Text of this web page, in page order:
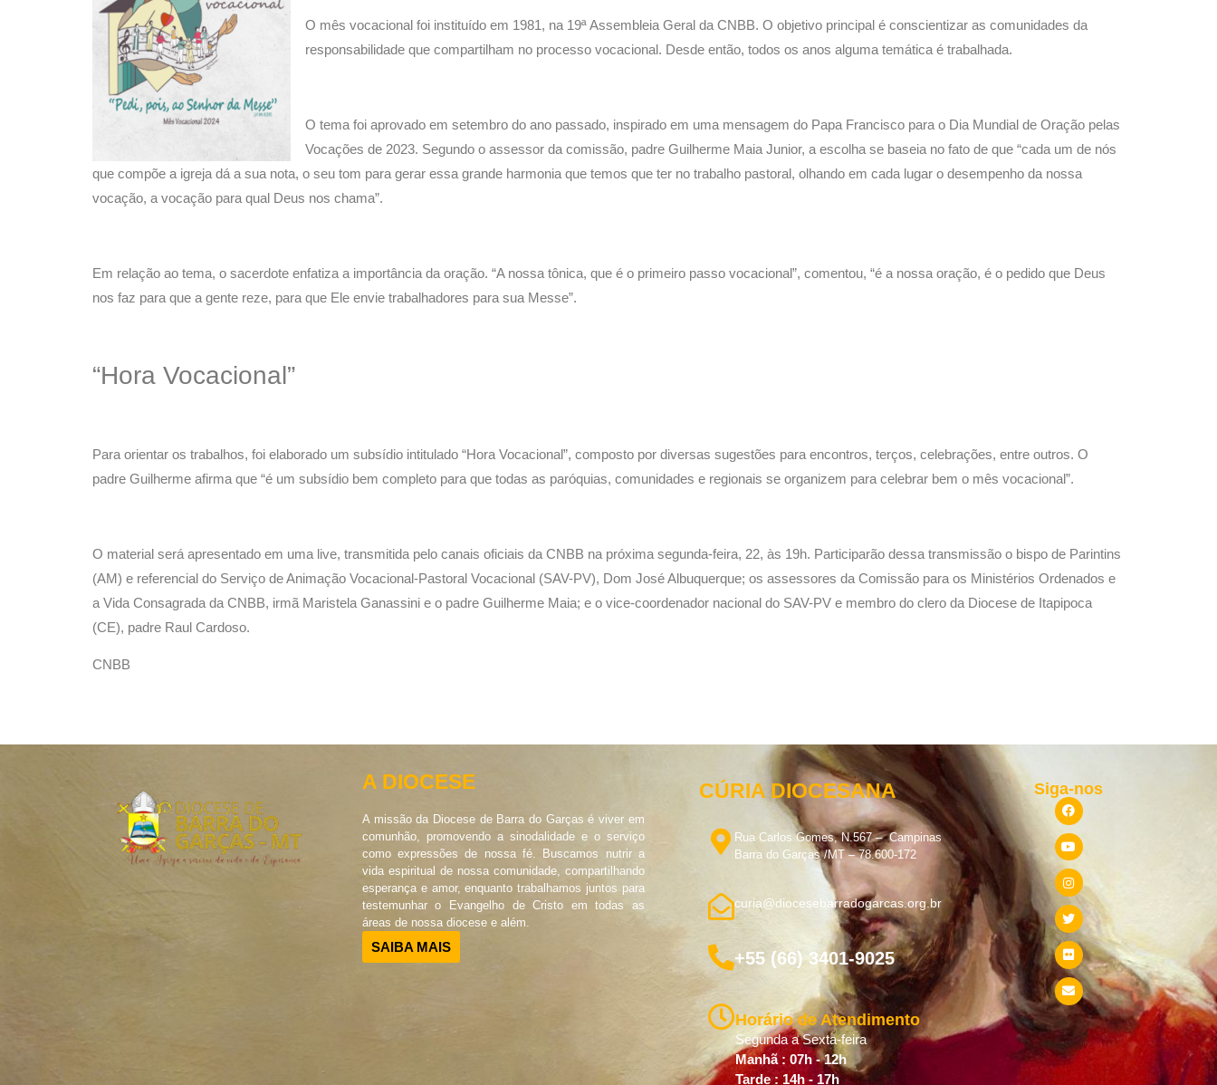
O mês vocacional foi instituído em 1981, na 19ª Assembleia Geral da CNBB. O objetivo principal é conscientizar as comunidades da
responsabilidade que compartilham no processo vocacional. Desde então, todos os anos alguma temática é trabalhada.
O tema foi aprovado em setembro do ano passado, inspirado em uma mensagem do Papa Francisco para o Dia Mundial de Oração pelas
Vocações de 2023. Segundo o assessor da comissão, padre Guilherme Maia Junior, a escolha se baseia no fato de que “cada um de nós
que compõe a igreja dá a sua nota, o seu tom para gerar essa grande harmonia que temos que ter no trabalho pastoral, olhando em cada lugar o desempenho da nossa
vocação, a vocação para qual Deus nos chama”.
Em relação ao tema, o sacerdote enfatiza a importância da oração. “A nossa tônica, que é o primeiro passo vocacional”, comentou, “é a nossa oração, é o pedido que Deus
nos faz para que a gente reze, para que Ele envie trabalhadores para sua Messe”.
“Hora Vocacional”
Para orientar os trabalhos, foi elaborado um subsídio intitulado “Hora Vocacional”, composto por diversas sugestões para encontros, terços, celebrações, entre outros. O
padre Guilherme afirma que “é um subsídio bem completo para que todas as paróquias, comunidades e regionais se organizem para celebrar bem o mês vocacional”.
O material será apresentado em uma live, transmitida pelo canais oficiais da CNBB na próxima segunda-feira, 22, às 19h. Participarão dessa transmissão o bispo de Parintins
(AM) e referencial do Serviço de Animação Vocacional-Pastoral Vocacional (SAV-PV), Dom José Albuquerque; os assessores da Comissão para os Ministérios Ordenados e
a Vida Consagrada da CNBB, irmã Maristela Ganassini e o padre Guilherme Maia; e o vice-coordenador nacional do SAV-PV e membro do clero da Diocese de Itapipoca
(CE), padre Raul Cardoso.
CNBB
A DIOCESE
A missão da Diocese de Barra do Garças é viver em
comunhão, promovendo a sinodalidade e o serviço
como expressões de nossa fé. Buscamos nutrir a
vida espiritual de nossa comunidade, compartilhando
esperança e amor, enquanto trabalhamos juntos para
testemunhar o Evangelho de Cristo em todas as
áreas de nossa diocese e além.
SAIBA MAIS
CÚRIA DIOCESANA
Rua Carlos Gomes, N.567 – Campinas
Barra do Garças /MT – 78.600-172
curia@diocesebarradogarcas.org.br
+55 (66) 3401-9025
Horário de Atendimento
Segunda a Sexta-feira
Manhã : 07h - 12h
Tarde : 14h - 17h
Siga-nos